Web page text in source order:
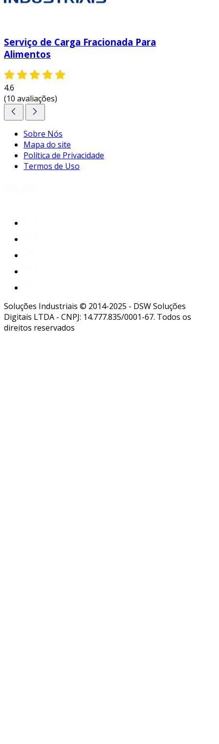
Serviço de Carga Fracionada Para
Alimentos
4.6
(10 avaliações)
Sobre Nós
Mapa do site
Política de Privacidade
Termos de Uso
Soluções Industriais © 2014-2025 - DSW Soluções
Digitais LTDA - CNPJ: 14.777.835/0001-67. Todos os
direitos reservados